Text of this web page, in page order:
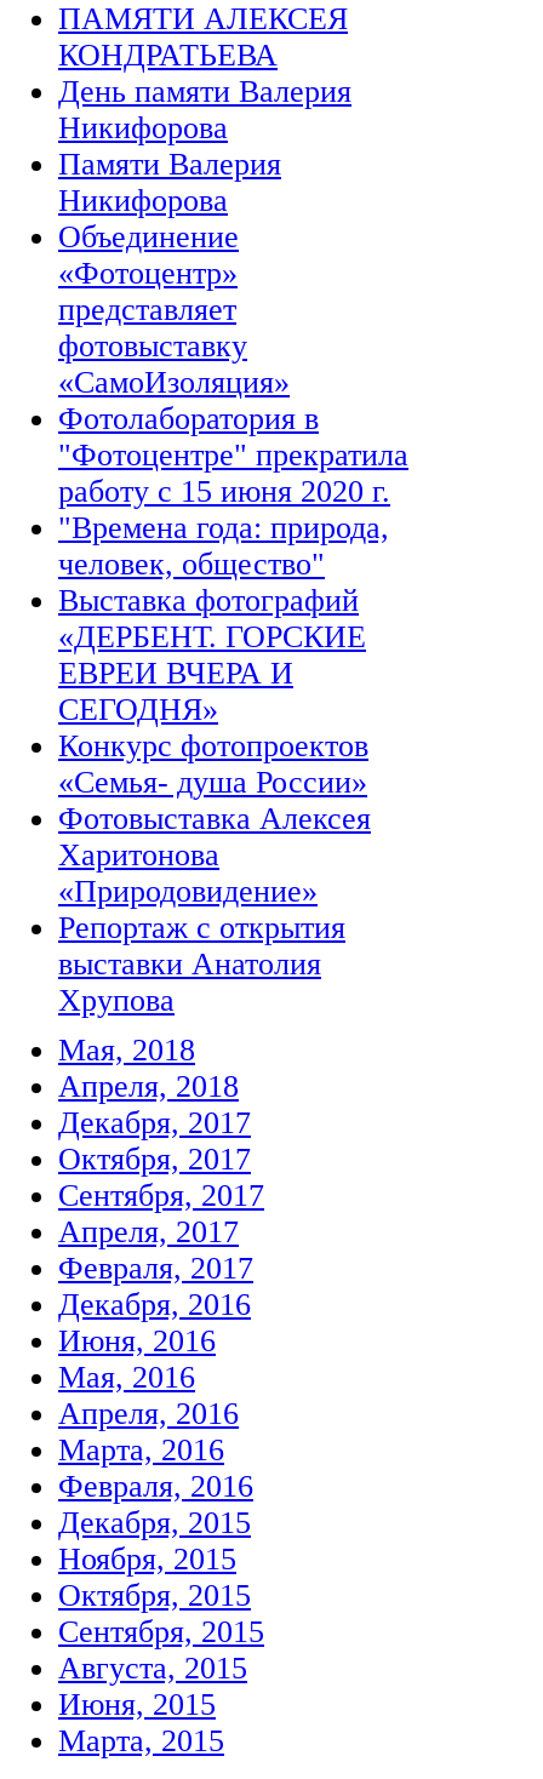
ПАМЯТИ АЛЕКСЕЯ
КОНДРАТЬЕВА
День памяти Валерия
Никифорова
Памяти Валерия
Никифорова
Объединение
«Фотоцентр»
представляет
фотовыставку
«СамоИзоляция»
Фотолаборатория в
"Фотоцентре" прекратила
работу с 15 июня 2020 г.
"Времена года: природа,
человек, общество"
Выставка фотографий
«ДЕРБЕНТ. ГОРСКИЕ
ЕВРЕИ ВЧЕРА И
СЕГОДНЯ»
Конкурс фотопроектов
«Семья- душа России»
Фотовыставка Алексея
Харитонова
«Природовидение»
Репортаж с открытия
выставки Анатолия
Хрупова
Мая, 2018
Апреля, 2018
Декабря, 2017
Октября, 2017
Сентября, 2017
Апреля, 2017
Февраля, 2017
Декабря, 2016
Июня, 2016
Мая, 2016
Апреля, 2016
Марта, 2016
Февраля, 2016
Декабря, 2015
Ноября, 2015
Октября, 2015
Сентября, 2015
Августа, 2015
Июня, 2015
Марта, 2015